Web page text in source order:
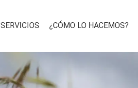
SERVICIOS ¿CÓMO LO HACEMOS?